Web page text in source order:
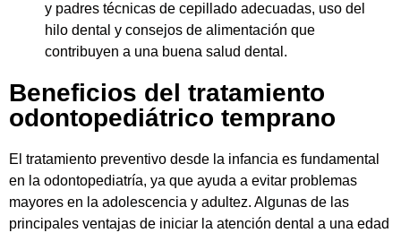
y padres técnicas de cepillado adecuadas, uso del
hilo dental y consejos de alimentación que
contribuyen a una buena salud dental.
Beneficios del tratamiento
odontopediátrico temprano
El tratamiento preventivo desde la infancia es fundamental
en la odontopediatría, ya que ayuda a evitar problemas
mayores en la adolescencia y adultez. Algunas de las
principales ventajas de iniciar la atención dental a una edad